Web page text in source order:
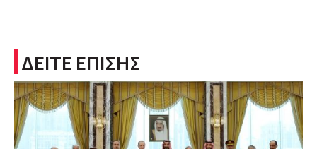
ΔΕΙΤΕ ΕΠΙΣΗΣ